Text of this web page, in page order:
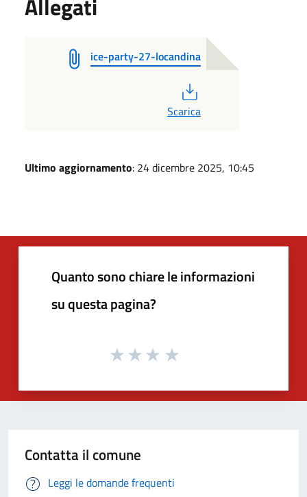
Allegati
ice-party-27-locandina
Scarica
Ultimo aggiornamento: 24 dicembre 2025, 10:45
Quanto sono chiare le informazioni
su questa pagina?
Contatta il comune
Leggi le domande frequenti